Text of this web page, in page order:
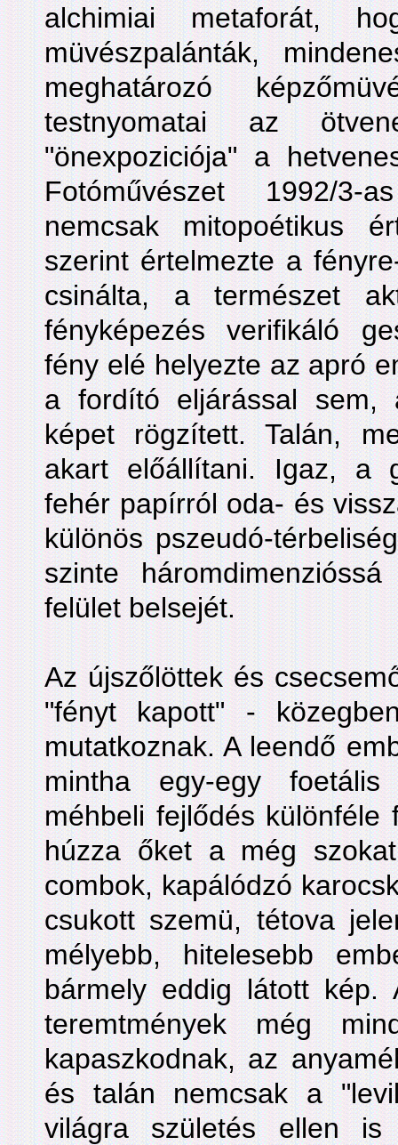
alchimiai metaforát,
müvészpalánták,
meghatározó
testnyomatai az
"önexpoziciója" a
Fotóművészet 1992/3-
nemcsak mitopoétikus
szerint értelmezte a
csinálta, a természet
fényképezés verifikáló
fény elé helyezte az apró
a fordító eljárással sem,
képet rögzített. Talán,
akart előállítani. Igaz, a
fehér papírról oda- és
különös pszeudó-
szinte
felület belsejét.
Az újszőlöttek és
"fényt kapott" -
mutatkoznak. A leendő
mintha egy-egy
méhbeli fejlődés különféle
húzza őket a még
combok, kapálódzó
csukott szemü, tétova
mélyebb, hitelesebb
bármely eddig látott kép.
teremtmények még
kapaszkodnak, az
és talán nemcsak a
világra születés ellen is